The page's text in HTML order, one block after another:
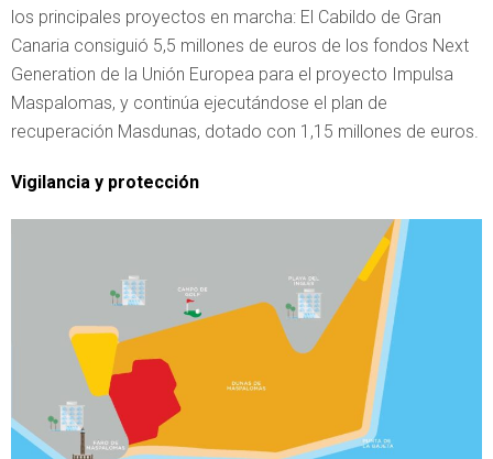
los principales proyectos en marcha: El Cabildo de Gran
Canaria consiguió 5,5 millones de euros de los fondos Next
Generation de la Unión Europea para el proyecto Impulsa
Maspalomas, y continúa ejecutándose el plan de
recuperación Masdunas, dotado con 1,15 millones de euros.
Vigilancia y protección